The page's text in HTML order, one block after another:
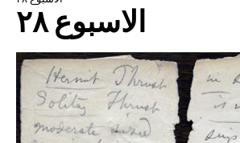
الاسبوع ٢٨